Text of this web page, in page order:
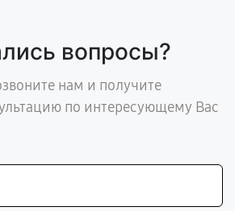
вопросы?
нам и получите
по интересующему Вас